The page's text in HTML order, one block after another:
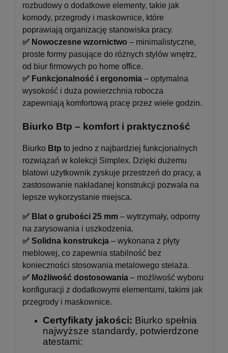
rozbudowy o dodatkowe elementy, takie jak
komody, przegrody i maskownice, które
poprawiają organizację stanowiska pracy.
✅ Nowoczesne wzornictwo – minimalistyczne,
proste formy pasujące do różnych stylów wnętrz,
od biur firmowych po home office.
✅ Funkcjonalność i ergonomia – optymalna
wysokość i duża powierzchnia robocza
zapewniają komfortową pracę przez wiele godzin.
Biurko Btp – komfort i praktyczność
Biurko Btp to jedno z najbardziej funkcjonalnych
rozwiązań w kolekcji Simplex. Dzięki dużemu
blatowi użytkownik zyskuje przestrzeń do pracy, a
zastosowanie nakładanej konstrukcji pozwala na
lepsze wykorzystanie miejsca.
✅ Blat o grubości 25 mm – wytrzymały, odporny
na zarysowania i uszkodzenia.
✅ Solidna konstrukcja – wykonana z płyty
meblowej, co zapewnia stabilność bez
konieczności stosowania metalowego stelaża.
✅ Możliwość dostosowania – możliwość wyboru
konfiguracji z dodatkowymi elementami, takimi jak
przegrody i maskownice.
Certyfikaty jakości: Biurko spełnia
najwyższe standardy, potwierdzone
atestami: